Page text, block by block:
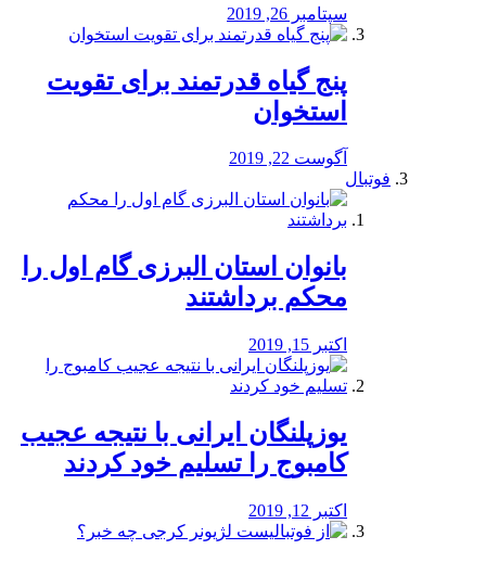
سپتامبر 26, 2019
پنج گیاه قدرتمند برای تقویت
استخوان
آگوست 22, 2019
فوتبال
بانوان استان البرزی گام اول را
محكم برداشتند
اکتبر 15, 2019
یوزپلنگان ایرانی با نتیجه عجیب
کامبوج را تسلیم خود کردند
اکتبر 12, 2019